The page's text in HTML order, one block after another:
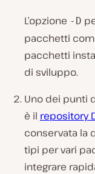
L’opzione -D
pacchetti
pacchetti
di sviluppo.
Uno dei punti
è il repository
conservata la
tipi per vari
integrare